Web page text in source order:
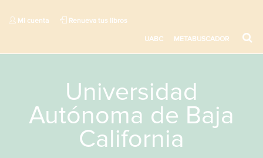
Mi cuenta Renueva tus libros
UABC METABUSCADOR
Universidad
Autónoma de Baja
California